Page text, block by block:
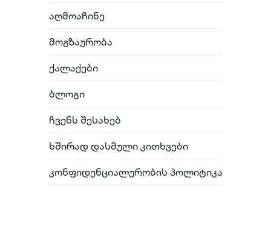
აღმოაჩინე
მოგზაურობა
ქალაქები
ბლოგი
ჩვენს შესახებ
ხშირად დასმული კითხვები
კონფიდენციალურობის პოლიტიკა